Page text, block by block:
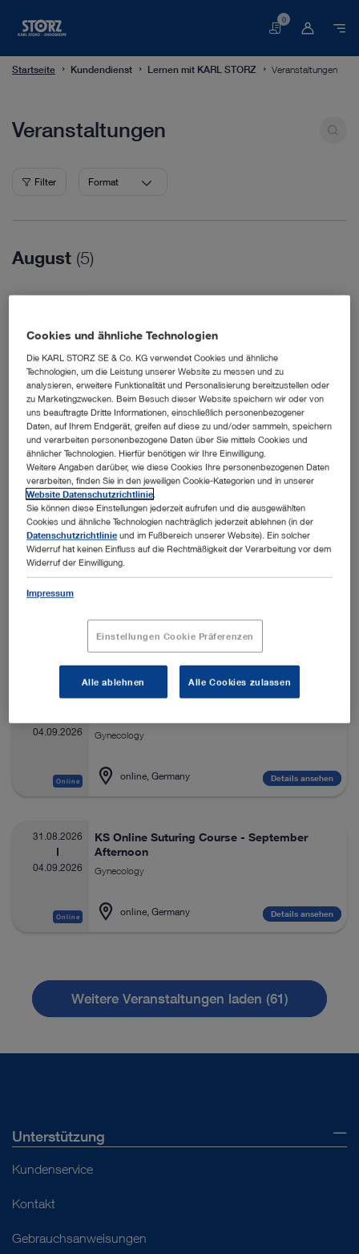
Warenkorb
0
Startseite Kundendienst Lernen mit KARL STORZ Veranstaltungen
Veranstaltungen
Filter Format
August (5)
18.08.2026
Vor Ort
Veterinary Medicine
Nashville, USA Details ansehen
24.08.2026
28.08.2026
SA Thora/Adv Lap Lab
Veterinary Medicine
Fort Collins, USA Details ansehen
29.08.2026
Warsaw, Poland
31.08.2026
04.09.2026
Online
KS Online Suturing Course - September
Gynecology
online, Germany Details ansehen
31.08.2026
04.09.2026
Online
KS Online Suturing Course - September
Afternoon
Gynecology
online, Germany Details ansehen
Weitere Veranstaltungen laden (61)
Unterstützung
Kundenservice
Kontakt
Gebrauchsanweisungen
Cookies und ähnliche Technologien
Die KARL STORZ SE & Co. KG verwendet Cookies und ähnliche
Technologien, um die Leistung unserer Website zu messen und zu
analysieren, erweitere Funktionalität und Personalisierung bereitzustellen oder
zu Marketingzwecken. Beim Besuch dieser Website speichern wir oder von
uns beauftragte Dritte Informationen, einschließlich personenbezogener
Daten, auf Ihrem Endgerät, greifen auf diese zu und/oder sammeln, speichern
und verarbeiten personenbezogene Daten über Sie mittels Cookies und
ähnlicher Technologien. Hierfür benötigen wir Ihre Einwilligung.
Weitere Angaben darüber, wie diese Cookies Ihre personenbezogenen Daten
verarbeiten, finden Sie in den jeweiligen Cookie-Kategorien und in unserer
Website Datenschutzrichtlinie
Sie können diese Einstellungen jederzeit aufrufen und die ausgewählten
Cookies und ähnliche Technologien nachträglich jederzeit ablehnen (in der
Datenschutzrichtlinie und im Fußbereich unserer Website). Ein solcher
Widerruf hat keinen Einfluss auf die Rechtmäßigkeit der Verarbeitung vor dem
Widerruf der Einwilligung.
Impressum
Einstellungen Cookie Präferenzen
Alle ablehnen Alle Cookies zulassen